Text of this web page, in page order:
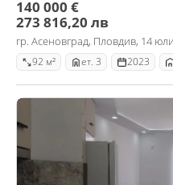
140 000 €
273 816,20 лв
гр. Асеновград, Пловдив, 14 юли
92 м² ет. 3 2023